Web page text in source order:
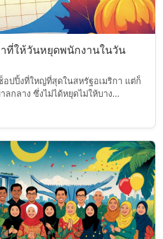
าที่ให้วันหยุดพนักงานในวัน
ปปิ้งที่ใหญ่ที่สุดในสหรัฐอเมริกา แต่ก็
ลกลาง ซึ่งไม่ได้หยุดไม่ให้บาง...